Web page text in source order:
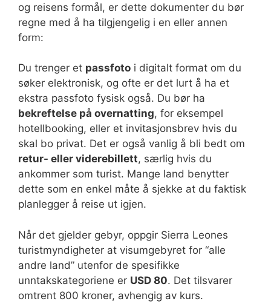
og reisens formål, er dette dokumenter du bør
regne med å ha tilgjengelig i en eller annen
form:
Du trenger et passfoto i digitalt format om du
søker elektronisk, og ofte er det lurt å ha et
ekstra passfoto fysisk også. Du bør ha
bekreftelse på overnatting, for eksempel
hotellbooking, eller et invitasjonsbrev hvis du
skal bo privat. Det er også vanlig å bli bedt om
retur- eller viderebillett, særlig hvis du
ankommer som turist. Mange land benytter
dette som en enkel måte å sjekke at du faktisk
planlegger å reise ut igjen.
Når det gjelder gebyr, oppgir Sierra Leones
turistmyndigheter at visumgebyret for “alle
andre land” utenfor de spesifikke
unntakskategoriene er USD 80. Det tilsvarer
omtrent 800 kroner, avhengig av kurs.